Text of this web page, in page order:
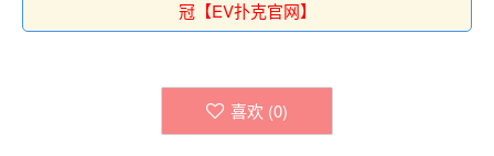
冠【EV扑克官网】
喜欢 (0)